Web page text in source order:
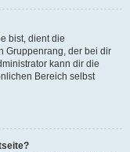
bist, dient die
Gruppenrang, der bei dir
kann dir die
Bereich selbst